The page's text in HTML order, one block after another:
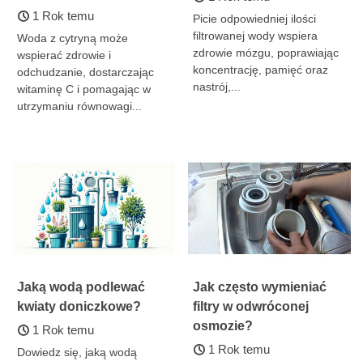
1 Rok temu
Woda z cytryną może
wspierać zdrowie i
odchudzanie, dostarczając
witaminę C i pomagając w
utrzymaniu równowagi...
Picie odpowiedniej ilości
filtrowanej wody wspiera
zdrowie mózgu, poprawiając
koncentrację, pamięć oraz
nastrój,...
Jaką wodą podlewać
kwiaty doniczkowe?
1 Rok temu
Dowiedz się, jaką wodą
Jak często wymieniać
filtry w odwróconej
osmozie?
1 Rok temu